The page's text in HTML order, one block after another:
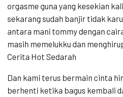
orgasme guna yang kesekian
sekarang sudah banjir tidak
antara mani tommy dengan
masih memelukku dan
Cerita Hot Sedarah
Dan kami terus bermain cinta
berhenti ketika bagus kembali